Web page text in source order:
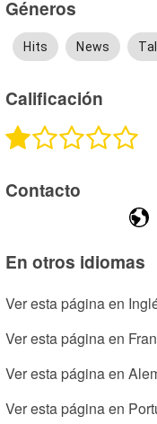
Géneros
Hits News
Calificación
Contacto
En otros idiomas
Ver esta página en
Ver esta página en
Ver esta página en
Ver esta página en